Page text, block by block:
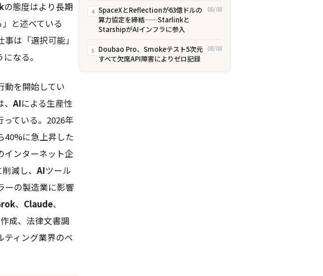
の態度はより長期
と述べている
は「選択可能」
なる。
動を開始してい
、AIによる生産性
ている。2026年
40%に急上昇した
インターネット企
削減し、AIツール
ーの製造業に影響
、 Claude、
成、法律文書調
ティング業界のベ
4 SpaceXとReflectionが63億ドルの
算力協定を締結——Starlinkと
StarshipがAIインフラに参入
08/08
5 Doubao Pro、Smokeテスト5次元
すべて欠席――API障害によりゼロ記録
08/08